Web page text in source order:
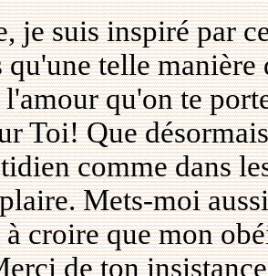
je suis inspiré par
qu'une telle
qu'on te
Toi! Que
comme dans
Mets-moi
croire que mon
de ton